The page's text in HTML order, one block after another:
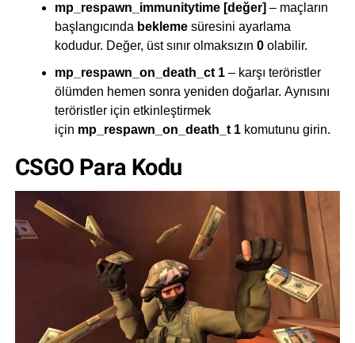
mp_respawn_immunitytime [değer] – maçların
başlangıcında bekleme süresini ayarlama
kodudur. Değer, üst sınır olmaksızın 0 olabilir.
mp_respawn_on_death_ct 1 – karşı teröristler
ölümden hemen sonra yeniden doğarlar. Aynısını
teröristler için etkinleştirmek
için mp_respawn_on_death_t 1 komutunu girin.
CSGO Para Kodu